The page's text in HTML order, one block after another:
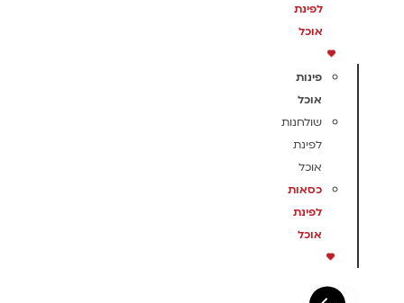
לפינת
אוכל
פינות
אוכל
שולחנות
לפינת
אוכל
כסאות
לפינת
אוכל